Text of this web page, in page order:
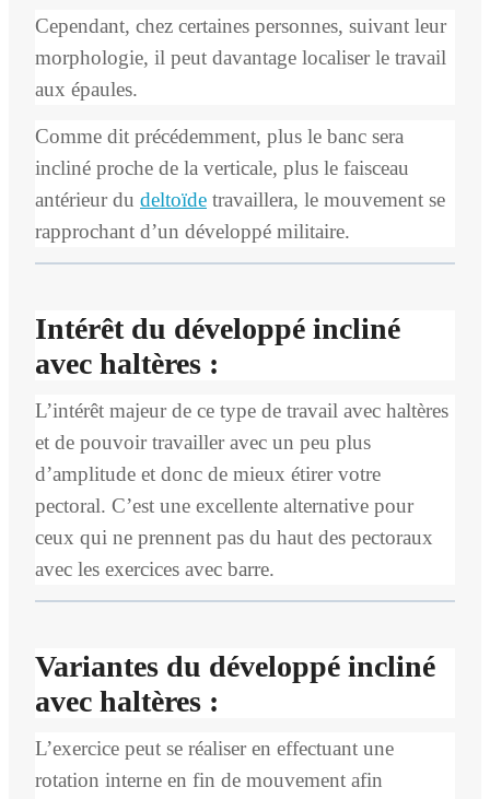
Cependant, chez certaines personnes, suivant leur
morphologie, il peut davantage localiser le travail
aux épaules.
Comme dit précédemment, plus le banc sera
incliné proche de la verticale, plus le faisceau
antérieur du deltoïde travaillera, le mouvement se
rapprochant d’un développé militaire.
Intérêt du développé incliné
avec haltères :
L’intérêt majeur de ce type de travail avec haltères
et de pouvoir travailler avec un peu plus
d’amplitude et donc de mieux étirer votre
pectoral. C’est une excellente alternative pour
ceux qui ne prennent pas du haut des pectoraux
avec les exercices avec barre.
Variantes du développé incliné
avec haltères :
L’exercice peut se réaliser en effectuant une
rotation interne en fin de mouvement afin